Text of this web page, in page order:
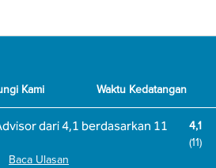
Kami Waktu Kedatangan
4,1
(11)
Baca Ulasan